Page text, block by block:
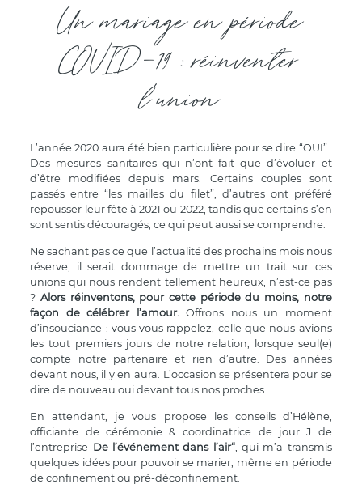
Un mariage en période
COVID-19 : réinventer
l'union
L’année 2020 aura été bien particulière pour se dire “OUI” :
Des mesures sanitaires qui n’ont fait que d’évoluer et
d’être modifiées depuis mars. Certains couples sont
passés entre “les mailles du filet”, d’autres ont préféré
repousser leur fête à 2021 ou 2022, tandis que certains s’en
sont sentis découragés, ce qui peut aussi se comprendre.
Ne sachant pas ce que l’actualité des prochains mois nous
réserve, il serait dommage de mettre un trait sur ces
unions qui nous rendent tellement heureux, n’est-ce pas
? Alors réinventons, pour cette période du moins, notre
façon de célébrer l’amour.Offrons nous un moment
d’insouciance : vous vous rappelez, celle que nous avions
les tout premiers jours de notre relation, lorsque seul(e)
compte notre partenaire et rien d’autre. Des années
devant nous, il y en aura. L’occasion se présentera pour se
dire de nouveau oui devant tous nos proches.
En attendant, je vous propose les conseils d’Hélène,
officiante de cérémonie & coordinatrice de jour J de
l’entreprise De l’événement dans l’air“, qui m’a transmis
quelques idées pour pouvoir se marier, même en période
de confinement ou pré-déconfinement.